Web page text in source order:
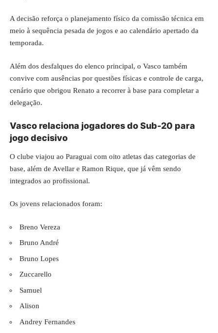
A decisão reforça o planejamento físico da comissão técnica em
meio à sequência pesada de jogos e ao calendário apertado da
temporada.
Além dos desfalques do elenco principal, o Vasco também
convive com ausências por questões físicas e controle de carga,
cenário que obrigou Renato a recorrer à base para completar a
delegação.
Vasco relaciona jogadores do Sub-20 para
jogo decisivo
O clube viajou ao Paraguai com oito atletas das categorias de
base, além de Avellar e Ramon Rique, que já vêm sendo
integrados ao profissional.
Os jovens relacionados foram:
Breno Vereza
Bruno André
Bruno Lopes
Zuccarello
Samuel
Alison
Andrey Fernandes